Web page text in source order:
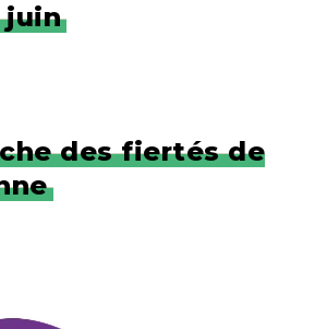
juin
des fiertés de